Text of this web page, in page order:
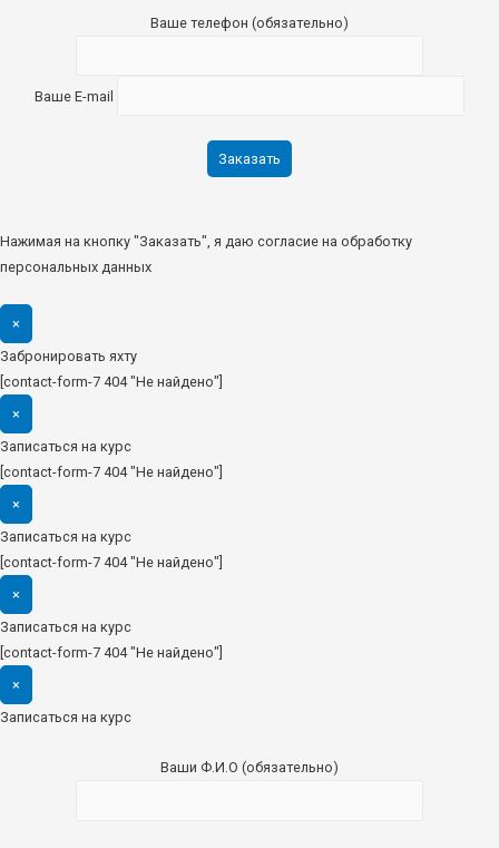
Ваше телефон (обязательно)
Ваше E-mail
Нажимая на кнопку "Заказать", я даю согласие на обработку
персональных данных
×
Забронировать яхту
[contact-form-7 404 "Не найдено"]
×
Записаться на курс
[contact-form-7 404 "Не найдено"]
×
Записаться на курс
[contact-form-7 404 "Не найдено"]
×
Записаться на курс
[contact-form-7 404 "Не найдено"]
×
Записаться на курс
Ваши Ф.И.О (обязательно)